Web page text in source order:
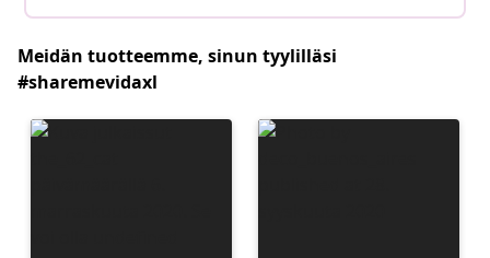
Meidän tuotteemme, sinun tyylilläsi
#sharemevidaxl